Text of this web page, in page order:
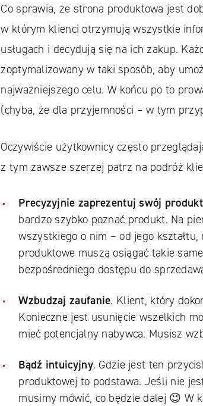
Co sprawia, że strona produktowa jest
w którym klienci otrzymują wszystkie
usługach i decydują się na ich zakup.
zoptymalizowany w taki sposób, aby
najważniejszego celu. W końcu po to
(chyba, że dla przyjemności – w tym
Oczywiście użytkownicy często
z tym zawsze szerzej patrz na podróż
Precyzyjnie zaprezentuj swój produkt
bardzo szybko poznać produkt. Na
wszystkiego o nim – od jego
produktowe muszą osiągać takie
bezpośredniego dostępu do
Wzbudzaj zaufanie. Klient, który
Konieczne jest usunięcie wszelkich
mieć potencjalny nabywca. Musisz
Bądź intuicyjny. Gdzie jest ten
produktowej to podstawa. Jeśli nie
musimy mówić, co będzie dalej 😉 W